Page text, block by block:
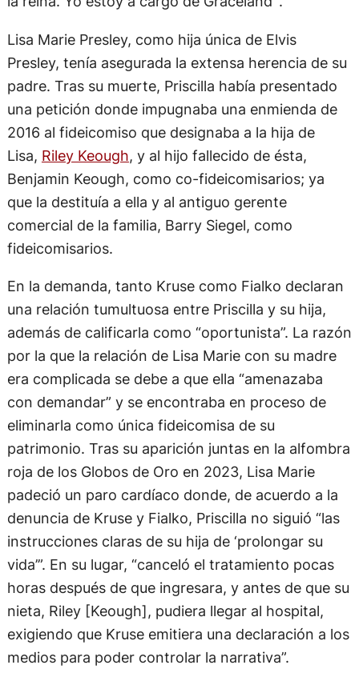
Lisa Marie Presley, como hija única de Elvis
Presley, tenía asegurada la extensa herencia de su
padre. Tras su muerte, Priscilla había presentado
una petición donde impugnaba una enmienda de
2016 al fideicomiso que designaba a la hija de
Lisa, Riley Keough, y al hijo fallecido de ésta,
Benjamin Keough, como co-fideicomisarios; ya
que la destituía a ella y al antiguo gerente
comercial de la familia, Barry Siegel, como
fideicomisarios.
En la demanda, tanto Kruse como Fialko declaran
una relación tumultuosa entre Priscilla y su hija,
además de calificarla como “oportunista”. La razón
por la que la relación de Lisa Marie con su madre
era complicada se debe a que ella “amenazaba
con demandar” y se encontraba en proceso de
eliminarla como única fideicomisa de su
patrimonio. Tras su aparición juntas en la alfombra
roja de los Globos de Oro en 2023, Lisa Marie
padeció un paro cardíaco donde, de acuerdo a la
denuncia de Kruse y Fialko, Priscilla no siguió “las
instrucciones claras de su hija de ‘prolongar su
vida’”. En su lugar, “canceló el tratamiento pocas
horas después de que ingresara, y antes de que su
nieta, Riley [Keough], pudiera llegar al hospital,
exigiendo que Kruse emitiera una declaración a los
medios para poder controlar la narrativa”.